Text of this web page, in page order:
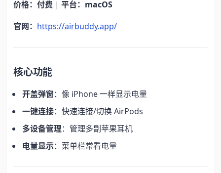
价格：付费 | 平台：macOS
官网： https://airbuddy.app/
核心功能
开盖弹窗：像 iPhone 一样显示电量
一键连接：快速连接/切换 AirPods
多设备管理：管理多副苹果耳机
电量显示：菜单栏常看电量